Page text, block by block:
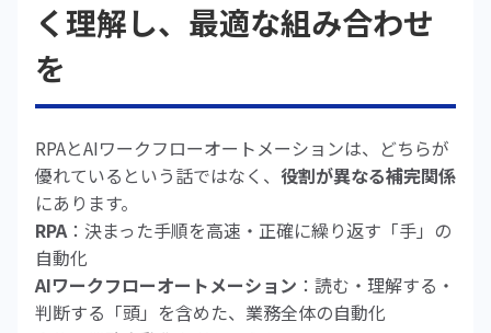
く理解し、最適な組み合わせ
を
RPAとAIワークフローオートメーションは、どちらが
優れているという話ではなく、 役割が異なる補完関係
にあります。
RPA：決まった手順を高速・正確に繰り返す「手」の
自動化
AIワークフローオートメーション ：読む・理解する・
判断する「頭」を含めた、業務全体の自動化